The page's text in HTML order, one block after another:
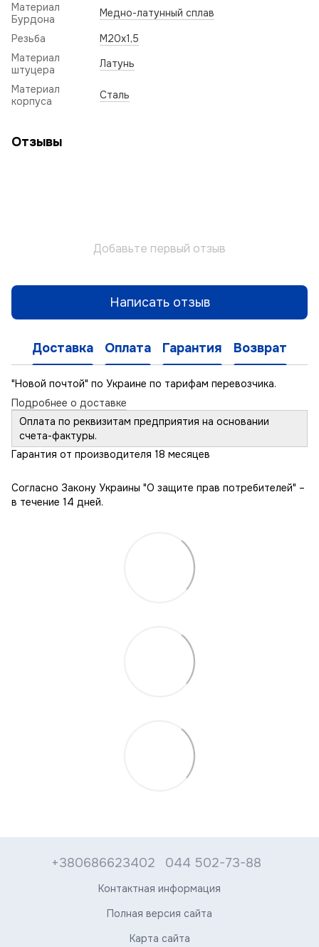
Материал
Бурдона
Медно-латунный сплав
Резьба
M20x1,5
Материал
штуцера
Латунь
Материал
корпуса
Сталь
Отзывы
Добавьте первый отзыв
Написать отзыв
Доставка Оплата Гарантия Возврат
"Новой почтой" по Украине по тарифам перевозчика.
Подробнее о доставке
Оплата по реквизитам предприятия на основании
счета-фактуры.
Гарантия от производителя 18 месяцев
Согласно Закону Украины "О защите прав потребителей" –
в течение 14 дней.
+380686623402 044 502-73-88
Контактная информация
Полная версия сайта
Карта сайта